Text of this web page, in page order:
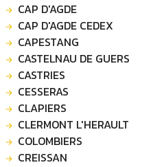
CAP D'AGDE
CAP D'AGDE CEDEX
CAPESTANG
CASTELNAU DE GUERS
CASTRIES
CESSERAS
CLAPIERS
CLERMONT L'HERAULT
COLOMBIERS
CREISSAN